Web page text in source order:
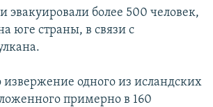
эвакуировали более 500 человек,
юге страны, в связи с
извержение одного из исландских
примерно в 160